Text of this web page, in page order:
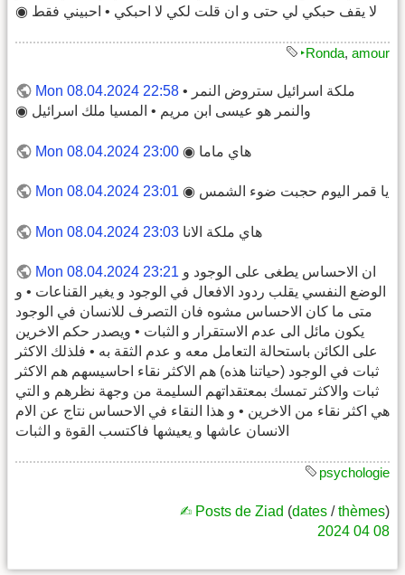
لا يقف حبكي لي حتى و ان قلت لكي لا احبكي • احبيني فقط ◉
‣Ronda, amour
Mon 08.04.2024 22:58 ملكة اسرائيل ستروض النمر •
والنمر هو عيسى ابن مريم • المسيا ملك اسرائيل ◉
Mon 08.04.2024 23:00 هاي ماما ◉
Mon 08.04.2024 23:01 يا قمر اليوم حجبت ضوء الشمس ◉
Mon 08.04.2024 23:03 هاي ملكة الانا
Mon 08.04.2024 23:21 ان الاحساس يطغى على الوجود و
الوضع النفسي يقلب ردود الافعال في الوجود و يغير القناعات • و
متى ما كان الاحساس مشوه فان التصرف للانسان في الوجود
يكون مائل الى عدم الاستقرار و الثبات • ويصدر حكم الاخرين
على الكائن باستحالة التعامل معه و عدم الثقة به • فلذلك الاكثر
ثبات في الوجود (حياتنا هذه) هم الاكثر نقاء احاسيسهم هم الاكثر
ثبات والاكثر تمسك بمعتقداتهم السليمة من وجهة نظرهم و التي
هي اكثر نقاء من الاخرين • و هذا النقاء في الاحساس نتاج عن الام
الانسان عاشها و يعيشها فاكتسب القوة و الثبات
psychologie
✍︎ Posts de Ziad (dates /thèmes)
2024 04 08